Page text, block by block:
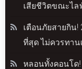
เสียชีวิตขณะไล
เตือนภัยสายกิน!
ที่สุด ไม่ควรทาน
หลอนทั้งคอนโด!